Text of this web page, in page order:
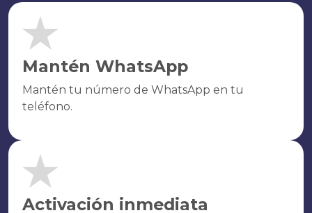
Mantén WhatsApp
Mantén tu número de WhatsApp en tu
teléfono.
Activación inmediata